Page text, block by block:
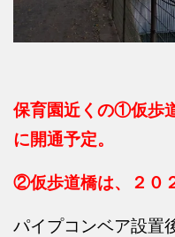
保育園近くの①仮歩
に開通予定。
②仮歩道橋は、２０
パイプコンベア設置